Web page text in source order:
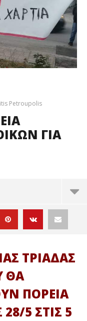
Petroupolis
ΓΙΑ
ΤΡΙΑΔΑΣ
ΘΑ
ΠΟΡΕΙΑ
5 ΣΤΙΣ 5